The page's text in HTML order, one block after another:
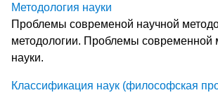
Методология науки
Проблемы современой научной
методологии. Проблемы современной
науки.
Классификация наук (философская